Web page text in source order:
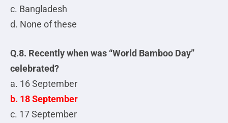
c. Bangladesh
d. None of these
Q.8. Recently when was “World Bamboo Day”
celebrated?
a. 16 September
b. 18 September
c. 17 September